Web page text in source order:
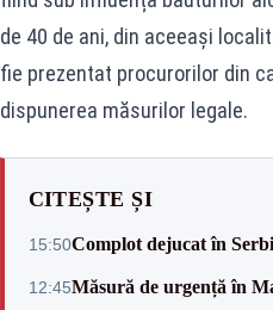
de 40 de ani, din aceeași
fie prezentat procurorilor din
dispunerea măsurilor legale.
CITEȘTE ȘI
15:50Complot dejucat în
12:45Măsură de urgență în